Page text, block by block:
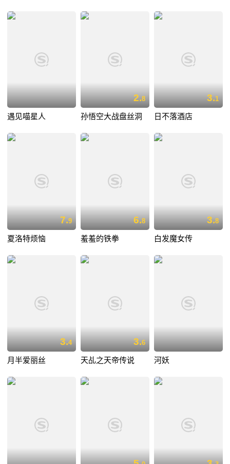
遇见喵星人
2.8
孙悟空大战盘丝洞
3.1
日不落酒店
7.9
夏洛特烦恼
6.8
羞羞的铁拳
3.8
白发魔女传
3.4
月半爱丽丝
3.6
天乩之天帝传说 河妖